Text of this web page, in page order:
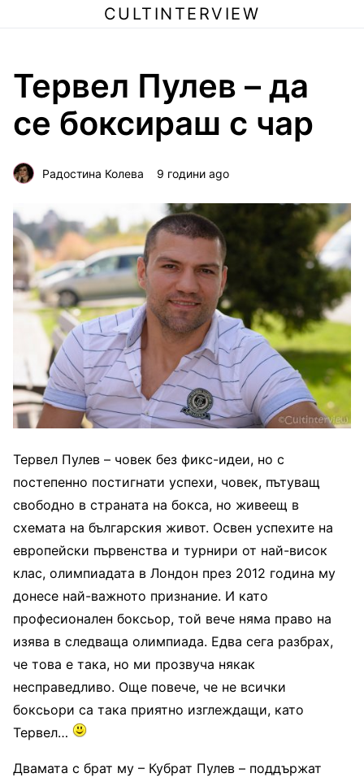
CULTINTERVIEW
Тервел Пулев – да
се боксираш с чар
Радостина Колева 9 години ago
Тервел Пулев – човек без фикс-идеи, но с
постепенно постигнати успехи, човек, пътуващ
свободно в страната на бокса, но живеещ в
схемата на българския живот. Освен успехите на
европейски първенства и турнири от най-висок
клас, олимпиадата в Лондон през 2012 година му
донесе най-важното признание. И като
професионален боксьор, той вече няма право на
изява в следваща олимпиада. Едва сега разбрах,
че това е така, но ми прозвуча някак
несправедливо. Още повече, че не всички
боксьори са така приятно изглеждащи, като
Тервел…
Двамата с брат му – Кубрат Пулев – поддържат